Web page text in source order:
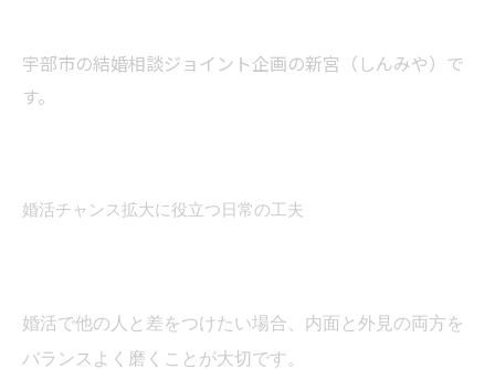
宇部市の結婚相談ジョイント企画の新宮（しんみや）で
す。
婚活チャンス拡大に役立つ日常の工夫
婚活で他の人と差をつけたい場合、内面と外見の両方を
バランスよく磨くことが大切です。